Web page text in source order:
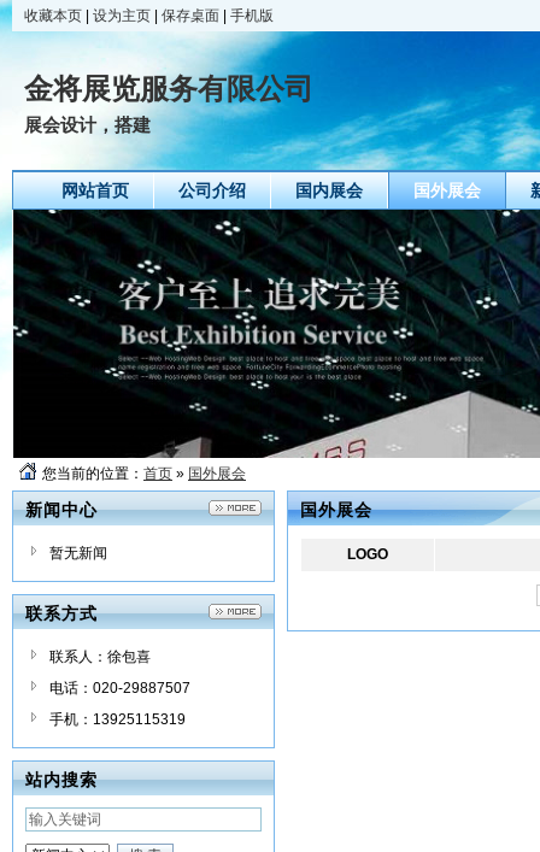
收藏本页 设为主页 保存桌面 手机版
金将展览服务有限公司
展会设计，搭建
网站首页 公司介绍 国内展会 国外展会
您当前的位置： 首页 » 国外展会
新闻中心
暂无新闻
联系方式
联系人：徐包喜
电话：020-29887507
手机：13925115319
站内搜索
国外展会
LOGO